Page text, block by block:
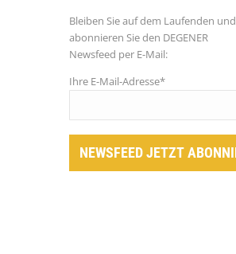
Bleiben Sie auf dem Laufenden und
abonnieren Sie den DEGENER
Newsfeed per E-Mail:
Ihre E-Mail-Adresse*